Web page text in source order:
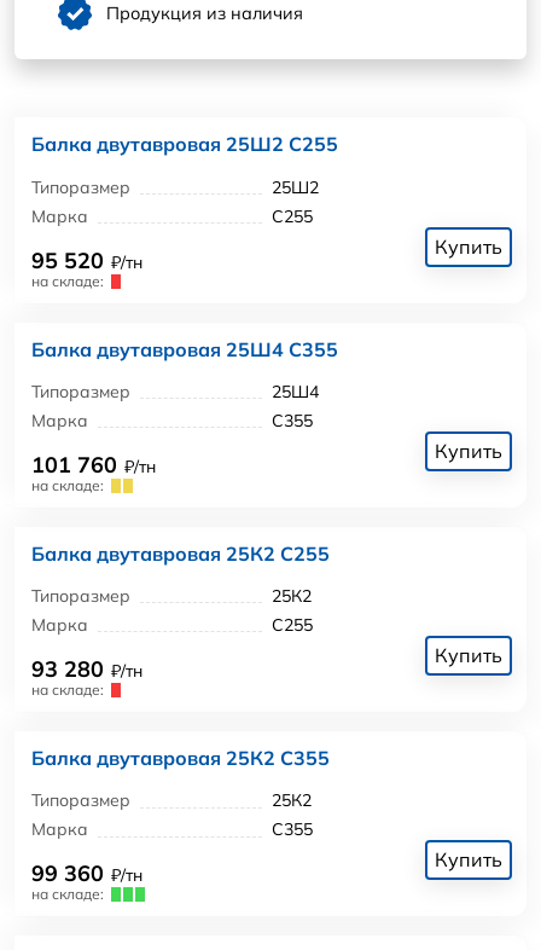
Продукция из наличия
Балка двутавровая 25Ш2 С255
Типоразмер
25Ш2
Марка
С255
95 520 ₽/тн
на складе:
Купить
Балка двутавровая 25Ш4 С355
Типоразмер
25Ш4
Марка
С355
101 760 ₽/тн
на складе:
Купить
Балка двутавровая 25К2 С255
Типоразмер
25К2
Марка
С255
93 280 ₽/тн
на складе:
Купить
Балка двутавровая 25К2 С355
Типоразмер
25К2
Марка
С355
99 360 ₽/тн
на складе:
Купить